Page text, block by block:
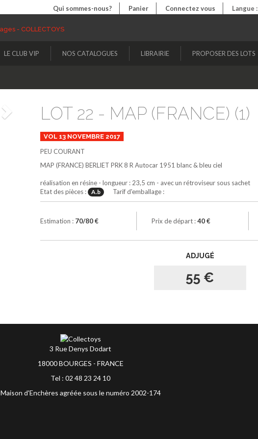
Qui sommes-nous? Panier Connectez vous Langue :
LE CLUB VIP NOS CATALOGUES LIBRAIRIE PROPOSER DES LOTS
Suivant LOT 22 - MAP (FRANCE) (1)
VOL 13 NOVEMBRE 2017
PEU COURANT
MAP (FRANCE) BERLIET PRK 8 R Autocar 1951 blanc & bleu ciel
réalisation en résine - longueur : 23,5 cm - avec un rétroviseur sous sachet
Etat des pièces :
A.b Tarif d'emballage :
Estimation : 70/80 € Prix de départ :40 €
ADJUGÉ
55 €
3 Rue Denys Dodart
18000 BOURGES - FRANCE
Tel : 02 48 23 24 10
Maison d'Enchères agréée sous le numéro 2002-174